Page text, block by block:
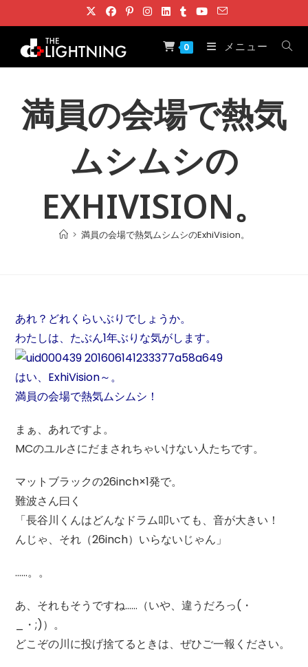
ン
0 メニュー
満員の会場で熱気
ムシムシの
EXHIVISION。
> 満員の会場で熱気ムシムシのExhiVision。
あれ？どれくらいぶりでしょうか。
わたしは、たぶん1年ぶりな気がします。
はい、ExhiVision～。
満員の会場で熱気ムシムシ！
まぁ、あれですよ。
MCのユルさにだまされちゃいけない人たちです。
マットブラックの26inch×1発で。
難波さん曰く
「長谷川くんはどんなドラム叩いても、音が大きい！
んじゃ、それ（26inch）いらないじゃん」
……。。
あ、それもそうですね……（いや、違うだろっ(・
_・;)）。
どこぞの川に投げ捨てるときは、ぜひご一報ください。